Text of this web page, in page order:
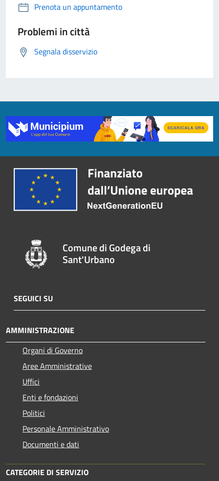
Prenota un appuntamento
Problemi in città
Segnala disservizio
Comune di Godega di
Sant'Urbano
SEGUICI SU
AMMINISTRAZIONE
Organi di Governo
Aree Amministrative
Uffici
Enti e fondazioni
Politici
Personale Amministrativo
Documenti e dati
CATEGORIE DI SERVIZIO